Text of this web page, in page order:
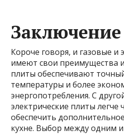
Заключение
Короче говоря, и газовые и
имеют свои преимущества
плиты обеспечивают
температуры и более
энергопотребления. С
электрические плиты легче
обеспечить
кухне. Выбор между одним